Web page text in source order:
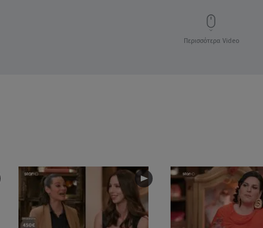
Περισσότερα Video